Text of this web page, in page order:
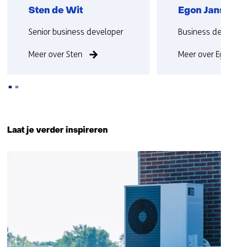
Sten de Wit
Functie:
Senior business developer
Meer over Sten
Egon
Functie:
Business
Meer over
(Neem
contact
ons
Laat je verder inspireren
resultaten,
getoond